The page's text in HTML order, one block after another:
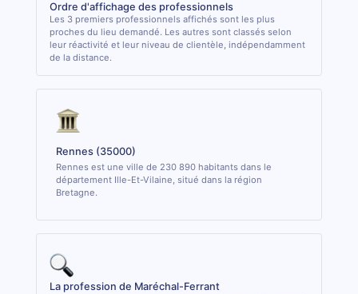
Ordre d'affichage des professionnels
Les 3 premiers professionnels affichés sont les plus
proches du lieu demandé. Les autres sont classés selon
leur réactivité et leur niveau de clientèle, indépendamment
de la distance.
Rennes (35000)
Rennes est une ville de 230 890 habitants dans le
département Ille-Et-Vilaine, situé dans la région
Bretagne.
La profession de Maréchal-Ferrant